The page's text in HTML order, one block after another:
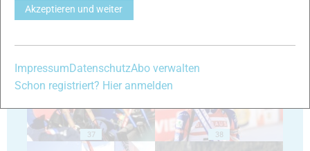
37 38
Akzeptieren und weiter
Impressum DatenschutzAbo verwalten
Schon registriert? Hier anmelden